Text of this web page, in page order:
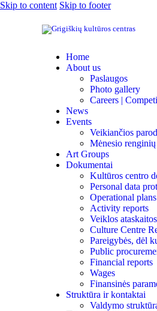
Skip to content Skip to footer
Home
About us
Paslaugos
Photo gallery
Careers |
News
Events
Veikiančios
Mėnesio renginių
Art Groups
Dokumentai
Kultūros centro
Personal data
Operational plans
Activity reports
Veiklos
Culture Centre
Pareigybės, dėl
Public
Financial reports
Wages
Finansinės
Struktūra ir kontaktai
Valdymo